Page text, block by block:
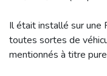
Il était installé sur une
toutes sortes de
mentionnés à titre